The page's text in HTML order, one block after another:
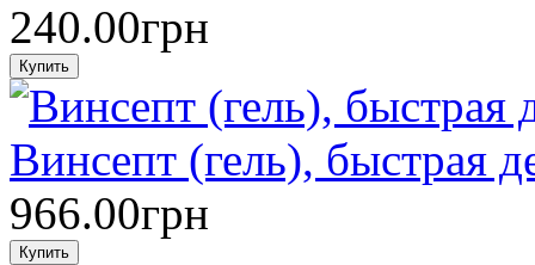
240.00грн
Винсепт (гель), быстрая
966.00грн